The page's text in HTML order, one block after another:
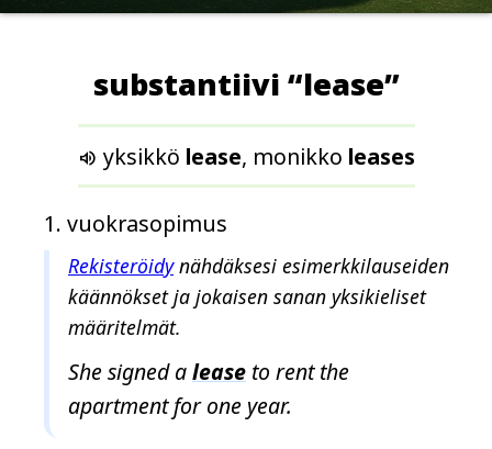
a
i
l
ö
y
n
y
substantiivi “lease”
 yksikkö lease, monikko leases
vuokrasopimus
Rekisteröidynähdäksesi esimerkkilauseiden
käännökset ja jokaisen sanan yksikieliset
määritelmät.
She signed alease to rent the
apartment for one year.